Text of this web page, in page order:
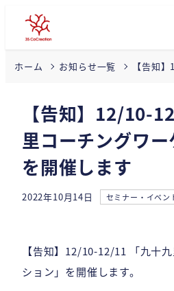
ホーム お知らせ一覧
【告知
【告知】12/10-
里コーチングワー
を開催します
投稿日
2022年10月14日 カテゴリー
セミナー・イベン
【告知】12/10-12/11 「九十
ション」を開催します。